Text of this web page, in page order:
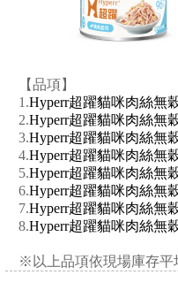
【品項】
1.Hyperr超躍貓咪肉絲無
2.Hyperr超躍貓咪肉絲無
3.Hyperr超躍貓咪肉絲無
4.Hyperr超躍貓咪肉絲無
5.Hyperr超躍貓咪肉絲無
6.Hyperr超躍貓咪肉絲無
7.Hyperr超躍貓咪肉絲無
8.Hyperr超躍貓咪肉絲無
※以上品項依現場庫存平